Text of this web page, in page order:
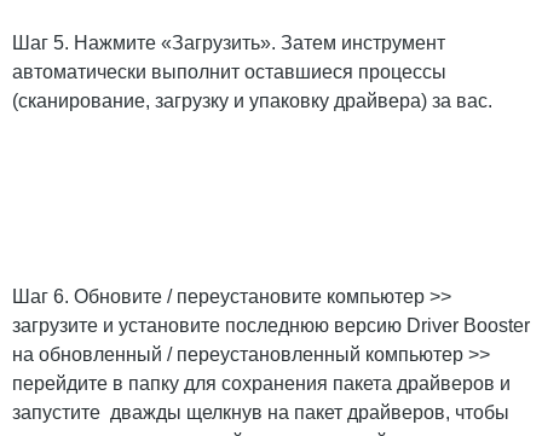
Шаг 5. Нажмите «Загрузить». Затем инструмент
автоматически выполнит оставшиеся процессы
(сканирование, загрузку и упаковку драйвера) за вас.
Шаг 6. Обновите / переустановите компьютер >>
загрузите и установите последнюю версию Driver Booster
на обновленный / переустановленный компьютер >>
перейдите в папку для сохранения пакета драйверов и
запустите дважды щелкнув на пакет драйверов, чтобы